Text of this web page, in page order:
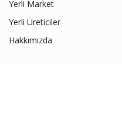
Yerli Market
Yerli Üreticiler
Hakkımızda